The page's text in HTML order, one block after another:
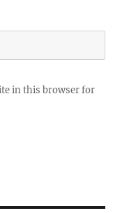
in this browser for